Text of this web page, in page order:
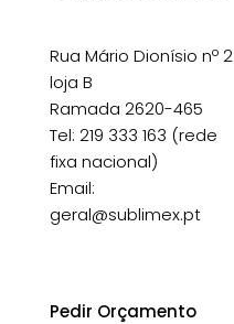
Rua Mário Dionísio nº 2
loja B
Ramada 2620-465
Tel: 219 333 163 (rede
fixa nacional)
Email:
geral@sublimex.pt
Pedir Orçamento